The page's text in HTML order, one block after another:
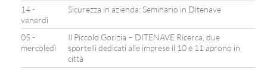
14 -
venerdì
Sicurezza in azienda: Seminario in Ditenave
05 -
mercoledì
Il Piccolo Gorizia – DITENAVE Ricerca, due
sportelli dedicati alle imprese il 10 e 11 aprono in
città